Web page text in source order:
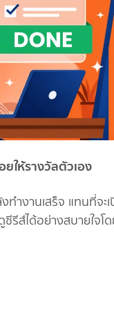
ให้รางวัลตัวเอง
ทำงานเสร็จ แทนที่จะ
รีส์ได้อย่างสบายใจ